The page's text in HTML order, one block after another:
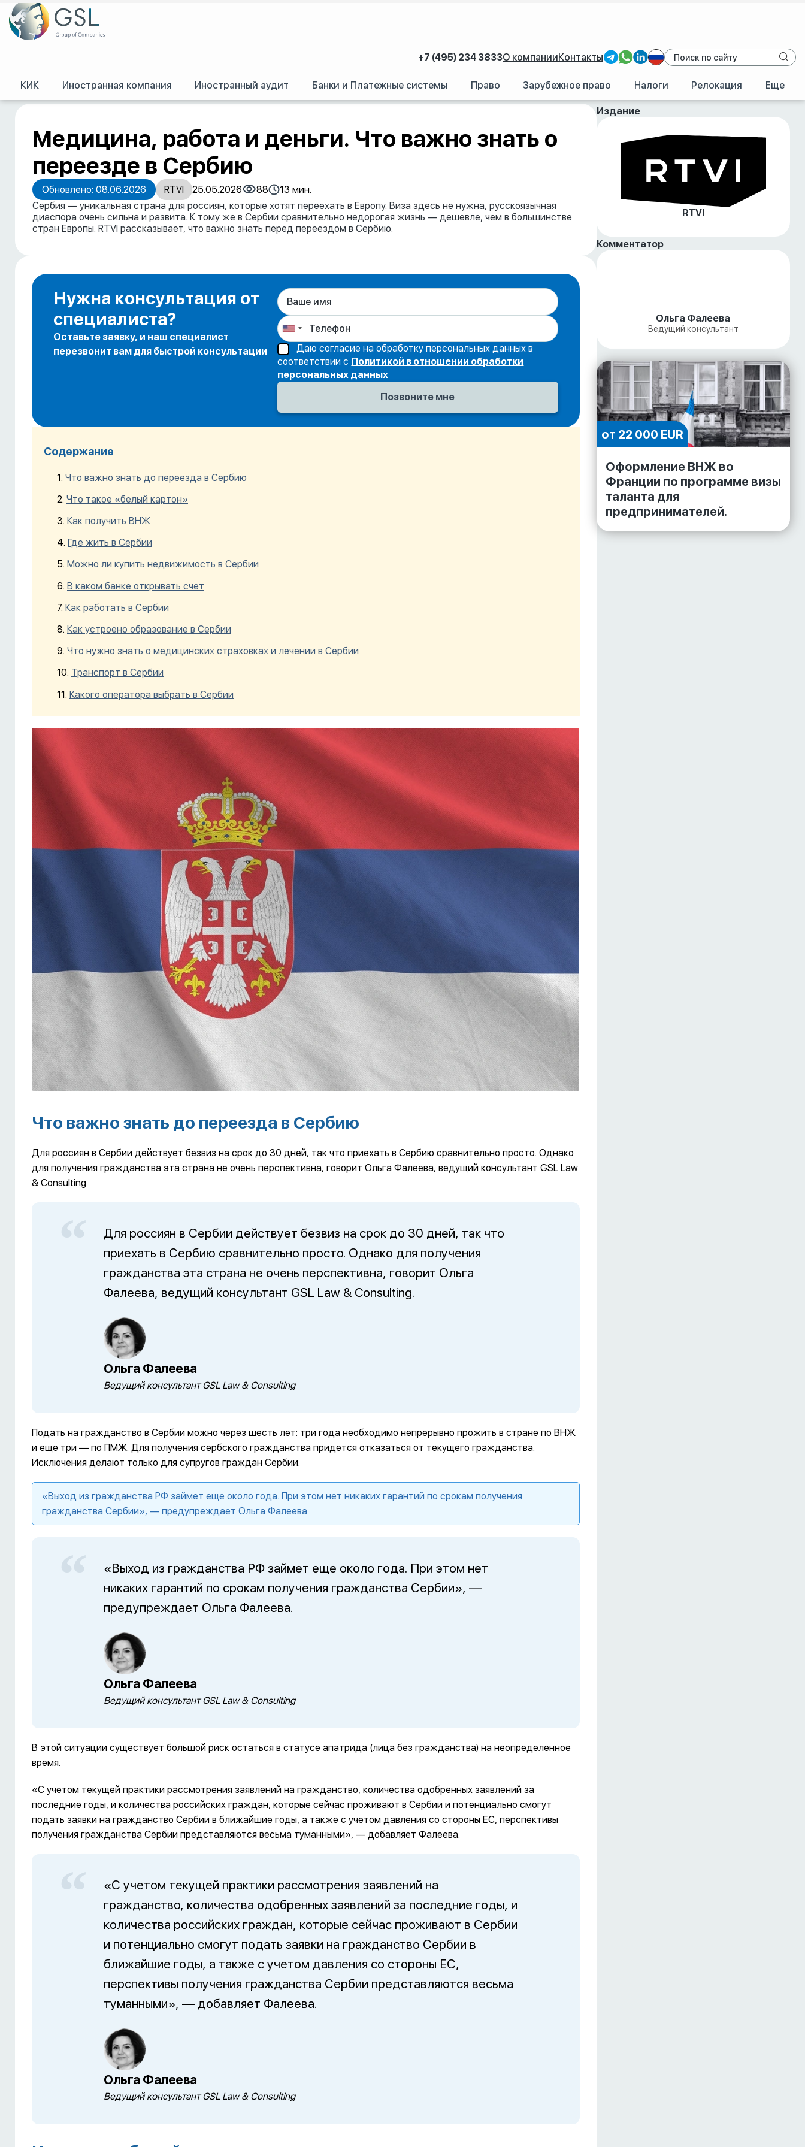
+7 (495) 234 3833О компанииКонтакты
КИК Иностранная компания Иностранный аудит Банки и Платежные системы Право Зарубежное право Налоги Релокация Еще
GSL/Пресс-центр/Публикации /Медицина, работа и деньги. Что важно знать о переезде в Сербию
Медицина, работа и деньги. Что важно знать о
переезде в Сербию
Обновлено: 08.06.2026 RTVI 25.05.2026 88
13 мин.
Сербия — уникальная страна для россиян, которые хотят переехать в Европу. Виза здесь не нужна, русскоязычная
диаспора очень сильна и развита. К тому же в Сербии сравнительно недорогая жизнь — дешевле, чем в большинстве
стран Европы. RTVI рассказывает, что важно знать перед переездом в Сербию.
Нужна консультация от
специалиста?
Оставьте заявку, и наш специалист
перезвонит вам для быстрой консультации
Даю согласие на обработку персональных данных в
соответствии с Политикой в отношении обработки
персональных данных
Содержание
Что важно знать до переезда в Сербию
Что такое «белый картон»
Как получить ВНЖ
Где жить в Сербии
Можно ли купить недвижимость в Сербии
В каком банке открывать счет
Как работать в Сербии
Как устроено образование в Сербии
Что нужно знать о медицинских страховках и лечении в Сербии
Транспорт в Сербии
Какого оператора выбрать в Сербии
Что важно знать до переезда в Сербию
Для россиян в Сербии действует безвиз на срок до 30 дней, так что приехать в Сербию сравнительно просто. Однако
для получения гражданства эта страна не очень перспективна, говорит Ольга Фалеева, ведущий консультант GSL Law
& Consulting.
Для россиян в Сербии действует безвиз на срок до 30 дней, так что
приехать в Сербию сравнительно просто. Однако для получения
гражданства эта страна не очень перспективна, говорит Ольга
Фалеева, ведущий консультант GSL Law & Consulting.
Ольга Фалеева
Ведущий консультант GSL Law & Consulting
Подать на гражданство в Сербии можно через шесть лет: три года необходимо непрерывно прожить в стране по ВНЖ
и еще три — по ПМЖ. Для получения сербского гражданства придется отказаться от текущего гражданства.
Исключения делают только для супругов граждан Сербии.
«Выход из гражданства РФ займет еще около года. При этом нет никаких гарантий по срокам получения
гражданства Сербии», — предупреждает Ольга Фалеева.
«Выход из гражданства РФ займет еще около года. При этом нет
никаких гарантий по срокам получения гражданства Сербии», —
предупреждает Ольга Фалеева.
Ольга Фалеева
Ведущий консультант GSL Law & Consulting
В этой ситуации существует большой риск остаться в статусе апатрида (лица без гражданства) на неопределенное
время.
«С учетом текущей практики рассмотрения заявлений на гражданство, количества одобренных заявлений за
последние годы, и количества российских граждан, которые сейчас проживают в Сербии и потенциально смогут
подать заявки на гражданство Сербии в ближайшие годы, а также с учетом давления со стороны ЕС, перспективы
получения гражданства Сербии представляются весьма туманными», — добавляет Фалеева.
«С учетом текущей практики рассмотрения заявлений на
гражданство, количества одобренных заявлений за последние годы, и
количества российских граждан, которые сейчас проживают в Сербии
и потенциально смогут подать заявки на гражданство Сербии в
ближайшие годы, а также с учетом давления со стороны ЕС,
перспективы получения гражданства Сербии представляются весьма
туманными», — добавляет Фалеева.
Ольга Фалеева
Ведущий консультант GSL Law & Consulting
Издание
RTVI
Комментатор
Ольга Фалеева
Ведущий консультант
от 22 000 EUR
Оформление ВНЖ во
Франции по программе визы
таланта для
предпринимателей.